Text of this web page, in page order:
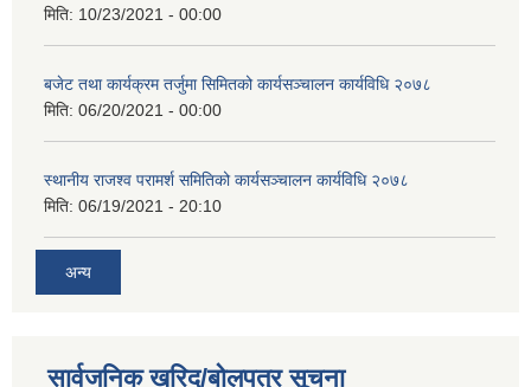
मिति: 10/23/2021 - 00:00
बजेट तथा कार्यक्रम तर्जुमा सिमितको कार्यसञ्चालन कार्यविधि २०७८
मिति: 06/20/2021 - 00:00
स्थानीय राजश्व परामर्श समितिको कार्यस‌ञ्चालन कार्यविधि २०७८
मिति: 06/19/2021 - 20:10
अन्य
सार्वजनिक खरिद/बोलपत्र सूचना